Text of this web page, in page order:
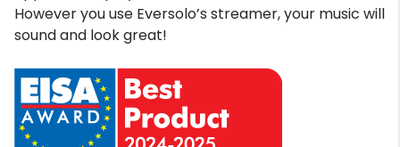
However you use Eversolo’s streamer, your music will
sound and look great!